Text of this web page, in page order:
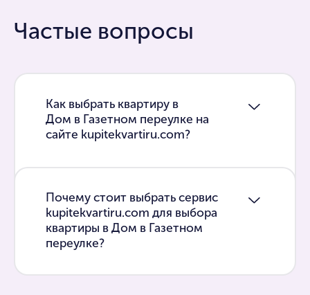
Частые вопросы
Как выбрать квартиру в
Дом в Газетном переулке на
сайте kupitekvartiru.com?
Почему стоит выбрать сервис
kupitekvartiru.com для выбора
квартиры в Дом в Газетном
переулке?